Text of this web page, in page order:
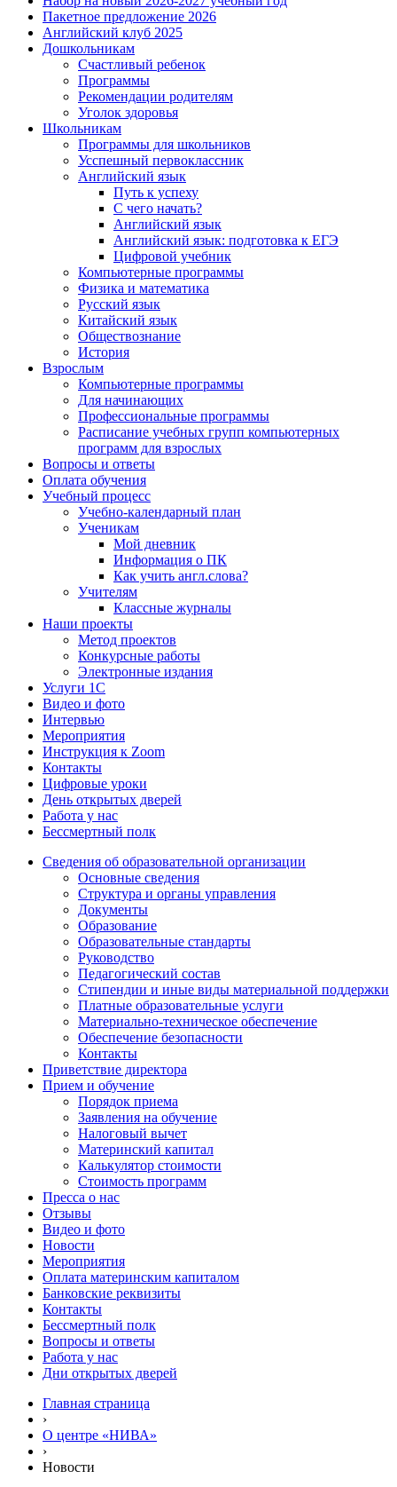
Пакетное предложение 2026
Английский клуб 2025
Дошкольникам
Счастливый ребенок
Программы
Рекомендации родителям
Уголок здоровья
Школьникам
Программы для школьников
Усспешный первоклассник
Английский язык
Путь к успеху
С чего начать?
Английский язык
Английский язык: подготовка к ЕГЭ
Цифровой учебник
Компьютерные программы
Физика и математика
Русский язык
Китайский язык
Обществознание
История
Взрослым
Компьютерные программы
Для начинающих
Профессиональные программы
Расписание учебных групп компьютерных
программ для взрослых
Вопросы и ответы
Оплата обучения
Учебный процесс
Учебно-календарный план
Ученикам
Мой дневник
Информация о ПК
Как учить англ.слова?
Учителям
Классные журналы
Наши проекты
Метод проектов
Конкурсные работы
Электронные издания
Услуги 1C
Видео и фото
Интервью
Мероприятия
Инструкция к Zoom
Контакты
Цифровые уроки
День открытых дверей
Работа у нас
Бессмертный полк
Сведения об образовательной организации
Основные сведения
Структура и органы управления
Документы
Образование
Образовательные стандарты
Руководство
Педагогический состав
Стипендии и иные виды материальной поддержки
Платные образовательные услуги
Материально-техническое обеспечение
Обеспечение безопасности
Контакты
Приветствие директора
Прием и обучение
Порядок приема
Заявления на обучение
Налоговый вычет
Материнский капитал
Калькулятор стоимости
Стоимость программ
Пресса о нас
Отзывы
Видео и фото
Новости
Мероприятия
Оплата материнским капиталом
Банковские реквизиты
Контакты
Бессмертный полк
Вопросы и ответы
Работа у нас
Дни открытых дверей
Главная страница
›
О центре «НИВА»
›
Новости